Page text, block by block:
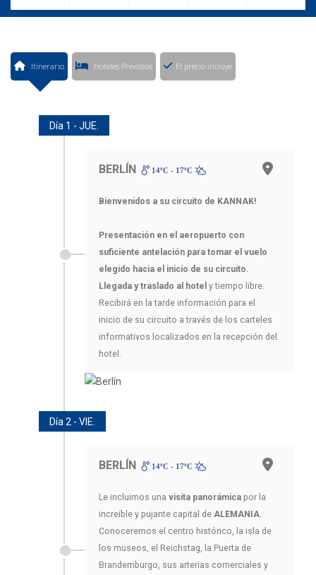
Itinerario Hoteles Previstos El precio incluye
Día 1 - JUE.
BERLÍN 14ºC - 17ºC
Bienvenidos a su circuito de KANNAK!
Presentación en el aeropuerto con
suficiente antelación para tomar el vuelo
elegido hacia el inicio de su circuito.
Llegada y traslado al hotel y tiempo libre.
Recibirá en la tarde información para el
inicio de su circuito a través de los carteles
informativos localizados en la recepción del
hotel.
Día 2 - VIE.
BERLÍN 14ºC - 17ºC
Le incluimos una visita panorámica por la
increíble y pujante capital de ALEMANIA.
Conoceremos el centro histórico, la isla de
los museos, el Reichstag, la Puerta de
Brandemburgo, sus arterias comerciales y